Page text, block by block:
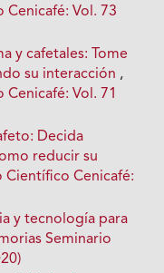
Cenicafé: Vol. 73
y cafetales: Tome
su interacción ,
Vol. 71
Decida
reducir su
Científico Cenicafé:
y tecnología para
Seminario